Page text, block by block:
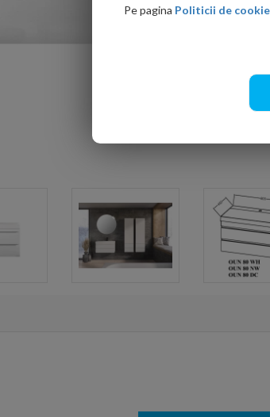
Pe pagina Politicii de